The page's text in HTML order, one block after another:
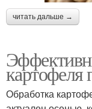
читать дальше →
картофеля
Обработка